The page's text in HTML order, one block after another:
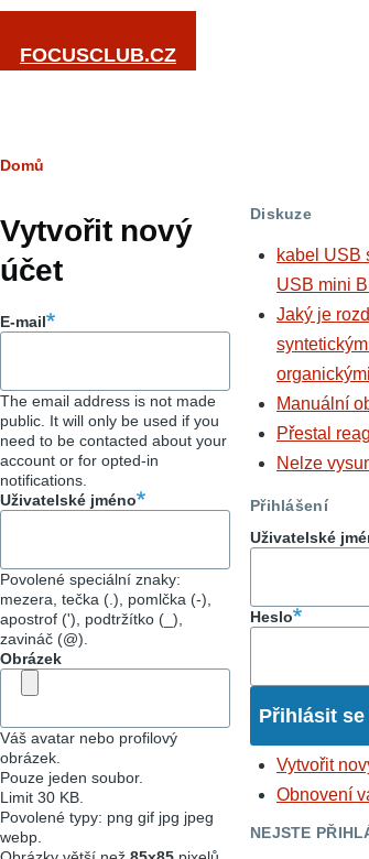
Přejít k hlavnímu obsahu
FOCUSCLUB.CZ
Hlavní
záložky
Drobečková
navigace
Domů
Vytvořit nový
účet
E-mail
The email address is not made
public. It will only be used if you
need to be contacted about your
account or for opted-in
notifications.
Uživatelské jméno
Povolené speciální znaky:
mezera, tečka (.), pomlčka (-),
apostrof ('), podtržítko (_),
zavináč (@).
Obrázek
Váš avatar nebo profilový
obrázek.
Pouze jeden soubor.
Limit 30 KB.
Povolené typy: png gif jpg jpeg
webp.
Diskuze
kabel USB
USB mini
Jaký je
Manuální
Přestal
Nelze
Přihlášení
Uživatelské
Heslo
Vytvořit
Obnovení
NEJSTE